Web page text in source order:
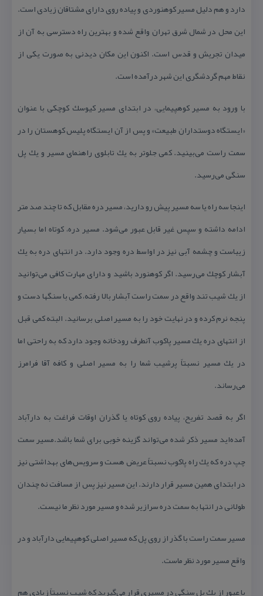
دارد و هم دلیل مسیر كوهنوردی و پیاده روی دارای مشتاقان زیادی است.
این محل در شمال شرق تهران واقع شده و بهترین راه دسترسی به آن از
میدان تجریش و قدس است. اكنون این مكان دیدنی به صورت یكی از
نقاط مهم گردشگری این شهر درآمده است.
با ورود به مسیر كوهپیمایی، در ابتدای مسیر كیوسك كوچكی با عنوان
«ایستگاه دوستداران طبیعت» و پس از آن ایستگاه پلیس كوهستان را در
سمت راست می‌بینید. كمی جلوتر به یك تابلوی راهنمای مسیر و یك پل
سنگی می‌رسید.
اینجا سه راه یا سه مسیر پیش رو دارید، مسیر دره مقابل كه تا چند صد متر
ادامه داشته و سپس غیر قابل عبور می‌شود. مسیر دره، كوتاه اما بسیار
زیباست و چشمه آبی نیز در اواسط دره وجود دارد. در انتهای دره به یك
آبشار كوچك می‌رسید. اگر كوهنورد باشید و دارای مهارت كافی می‌توانید
از یك شیب تند واقع در سمت راست آبشار بالا رفته، كمی با سنگها دست و
پنجه نرم كرده و در نهایت خود را به مسیر اصلی برسانید. البته كمی قبل
از انتهای دره یك مسیر پاكوب آنطرف رودخانه وجود دارد كه به راحتی اما
در یك مسیر نسبتاً پرشیب شما را به مسیر اصلی و كافه آقا فرامرز
می‌رساند.
اگر به قصد تفریح، پیاده روی كوتاه یا گذران اوقات فراغت به دارآباد
آمده‌اید مسیر ذكر شده می‌تواند گزینه خوبی برای شما باشد.مسیر سمت
چپ دره كه یك راه پاكوب نسبتاً عریض هست و سرویس‌های بهداشتی نیز
در ابتدای همین مسیر قرار دارند. این مسیر نیز پس از مسافت نه چندان
طولانی در انتها به سمت دره سرازیر شده و مسیر مورد نظر ما نیست.
مسیر سمت راست با گذر از روی پل كه مسیر اصلی كوهپیمایی دارآباد و در
واقع مسیر مورد نظر ماست.
با عبور از یك پل سنگی در مسیری قرار می‌گیرید كه شیب نسبتاً زیادی هم